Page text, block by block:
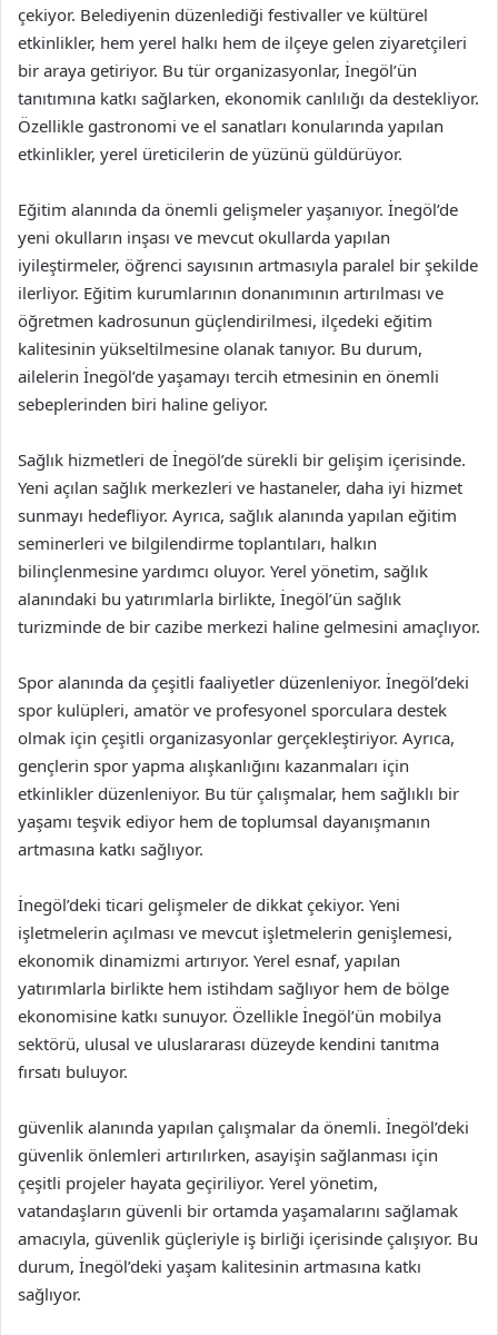
çekiyor. Belediyenin düzenlediği festivaller ve kültürel
etkinlikler, hem yerel halkı hem de ilçeye gelen ziyaretçileri
bir araya getiriyor. Bu tür organizasyonlar, İnegöl’ün
tanıtımına katkı sağlarken, ekonomik canlılığı da destekliyor.
Özellikle gastronomi ve el sanatları konularında yapılan
etkinlikler, yerel üreticilerin de yüzünü güldürüyor.
Eğitim alanında da önemli gelişmeler yaşanıyor. İnegöl’de
yeni okulların inşası ve mevcut okullarda yapılan
iyileştirmeler, öğrenci sayısının artmasıyla paralel bir şekilde
ilerliyor. Eğitim kurumlarının donanımının artırılması ve
öğretmen kadrosunun güçlendirilmesi, ilçedeki eğitim
kalitesinin yükseltilmesine olanak tanıyor. Bu durum,
ailelerin İnegöl’de yaşamayı tercih etmesinin en önemli
sebeplerinden biri haline geliyor.
Sağlık hizmetleri de İnegöl’de sürekli bir gelişim içerisinde.
Yeni açılan sağlık merkezleri ve hastaneler, daha iyi hizmet
sunmayı hedefliyor. Ayrıca, sağlık alanında yapılan eğitim
seminerleri ve bilgilendirme toplantıları, halkın
bilinçlenmesine yardımcı oluyor. Yerel yönetim, sağlık
alanındaki bu yatırımlarla birlikte, İnegöl’ün sağlık
turizminde de bir cazibe merkezi haline gelmesini amaçlıyor.
Spor alanında da çeşitli faaliyetler düzenleniyor. İnegöl’deki
spor kulüpleri, amatör ve profesyonel sporculara destek
olmak için çeşitli organizasyonlar gerçekleştiriyor. Ayrıca,
gençlerin spor yapma alışkanlığını kazanmaları için
etkinlikler düzenleniyor. Bu tür çalışmalar, hem sağlıklı bir
yaşamı teşvik ediyor hem de toplumsal dayanışmanın
artmasına katkı sağlıyor.
İnegöl’deki ticari gelişmeler de dikkat çekiyor. Yeni
işletmelerin açılması ve mevcut işletmelerin genişlemesi,
ekonomik dinamizmi artırıyor. Yerel esnaf, yapılan
yatırımlarla birlikte hem istihdam sağlıyor hem de bölge
ekonomisine katkı sunuyor. Özellikle İnegöl’ün mobilya
sektörü, ulusal ve uluslararası düzeyde kendini tanıtma
fırsatı buluyor.
güvenlik alanında yapılan çalışmalar da önemli. İnegöl’deki
güvenlik önlemleri artırılırken, asayişin sağlanması için
çeşitli projeler hayata geçiriliyor. Yerel yönetim,
vatandaşların güvenli bir ortamda yaşamalarını sağlamak
amacıyla, güvenlik güçleriyle iş birliği içerisinde çalışıyor. Bu
durum, İnegöl’deki yaşam kalitesinin artmasına katkı
sağlıyor.